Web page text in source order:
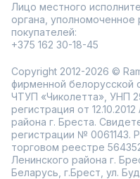
Лицо местного
органа,
покупателей:
+375 162 30-18-45
Copyright 2012-2026 ©
фирменной
ЧТУП «Чиколетта», УНП
регистрация от
района г. Бреста.
регистрации № 0061143.
торговом реестре
Ленинского района г.
Беларусь, г.Брест, ул.